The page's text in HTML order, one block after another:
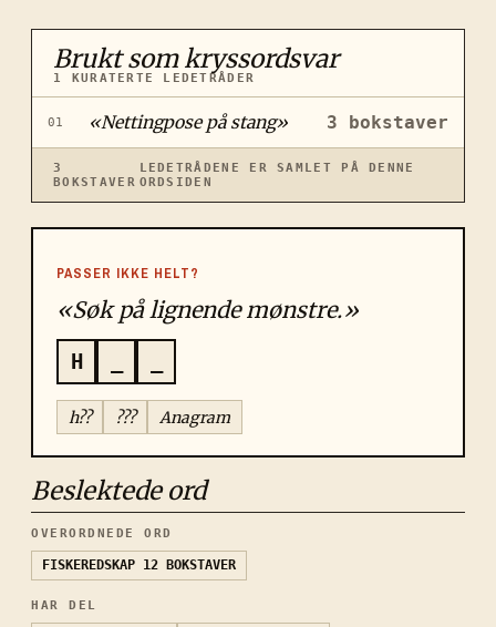
Brukt som kryssordsvar
1 KURATERTE LEDETRÅDER
01 «Nettingpose på stang» 3 bokstaver
3
BOKSTAVER
LEDETRÅDENE ER SAMLET PÅ DENNE
ORDSIDEN
PASSER IKKE HELT?
«Søk på lignende mønstre.»
H
h?? ??? Anagram
Beslektede ord
OVERORDNEDE ORD
FISKEREDSKAP 12 BOKSTAVER
HAR DEL